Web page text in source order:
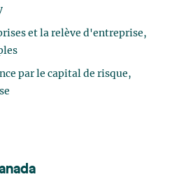
et la relève d'entreprise,
par le capital de risque,